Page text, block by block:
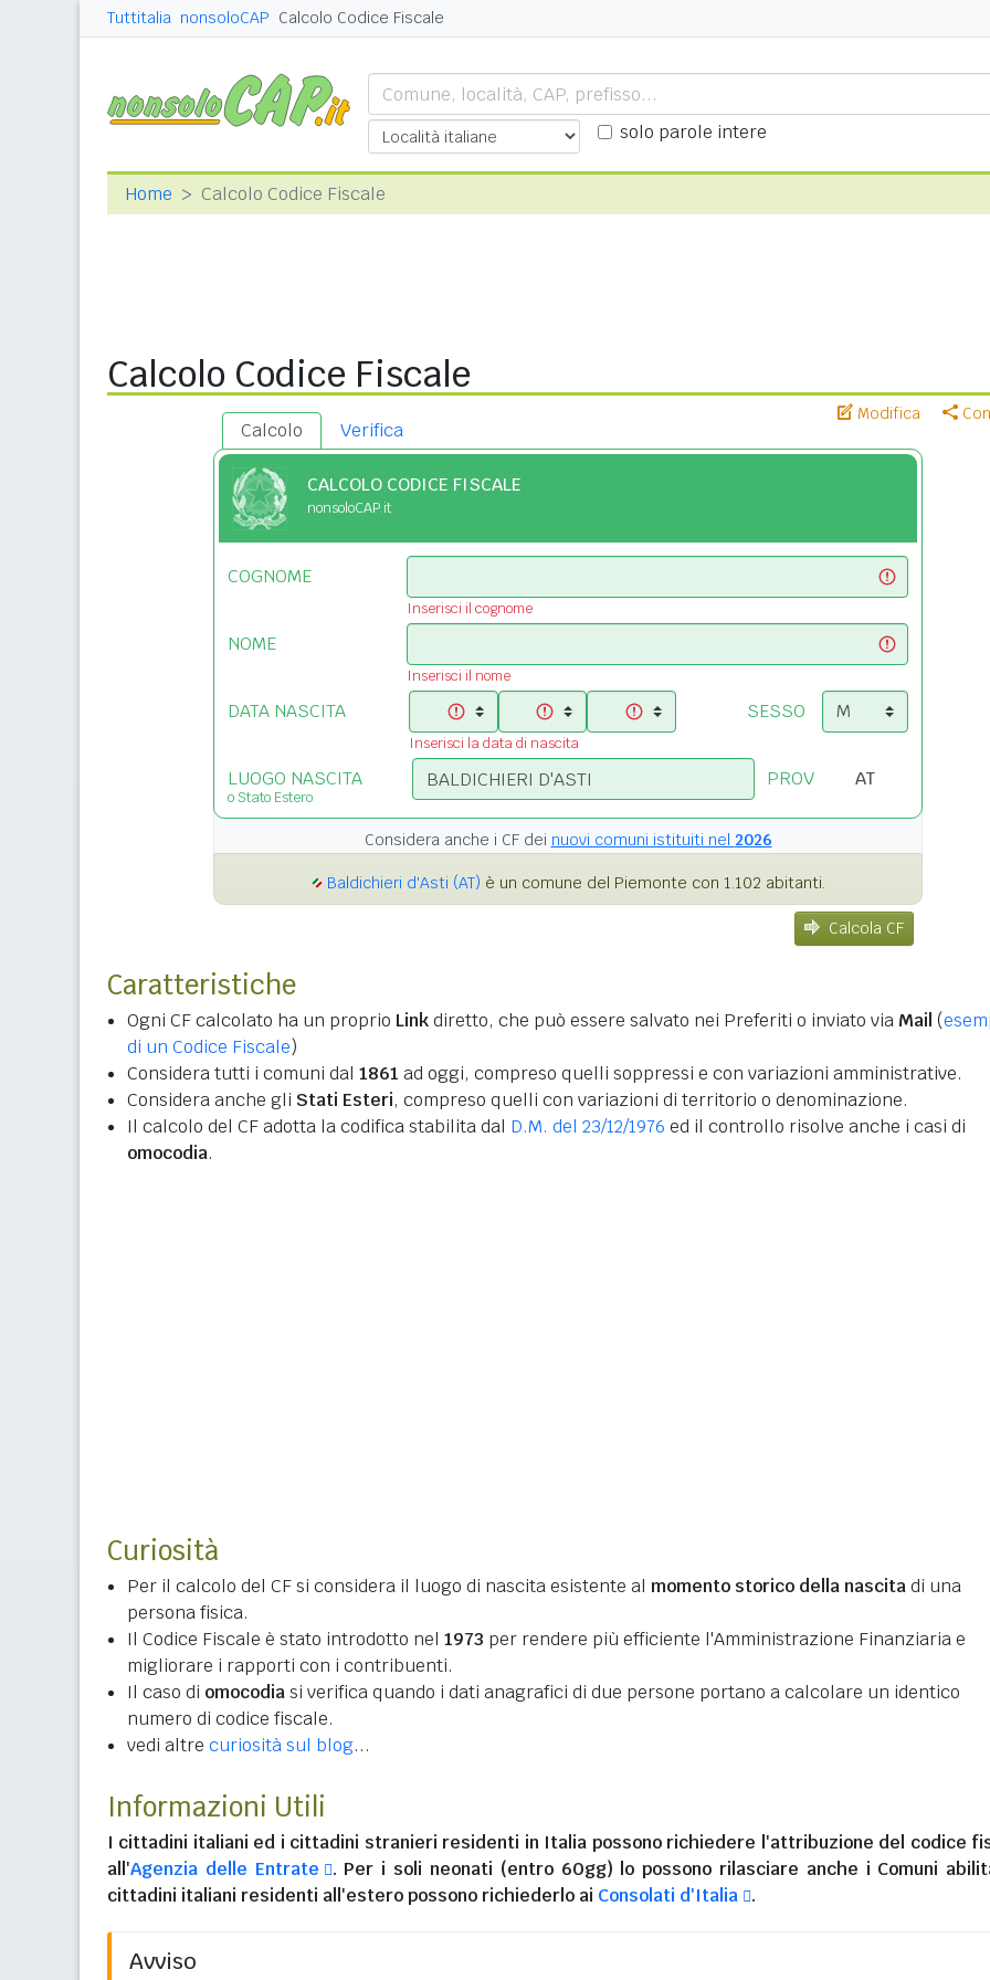
Tuttitalia nonsoloCAP Calcolo Codice Fiscale
solo parole intere
Home Calcolo Codice Fiscale
Calcolo Codice Fiscale
Modifica
Calcolo Verifica
CALCOLO CODICE FISCALE
nonsoloCAP.it
COGNOME
Inserisci il cognome
NOME
Inserisci il nome
DATA NASCITA
Inserisci la data di nascita
SESSO
LUOGO NASCITA
o Stato Estero
PROV
Considera anche i CF dei nuovi comuni istituiti nel 2026
Baldichieri d'Asti (AT) è un comune del Piemonte con 1.102 abitanti.
Calcola CF
Caratteristiche
Ogni CF calcolato ha un proprio Linkdiretto, che può essere salvato nei Preferiti o inviato via Mail (
di un Codice Fiscale)
Considera tutti i comuni dal 1861 ad oggi, compreso quelli soppressi e con variazioni amministrative.
Considera anche gli Stati Esteri, compreso quelli con variazioni di territorio o denominazione.
Il calcolo del CF adotta la codifica stabilita dal D.M. del 23/12/1976 ed il controllo risolve anche i casi di
omocodia.
Curiosità
Per il calcolo del CF si considera il luogo di nascita esistente al momento storico della nascitadi una
persona fisica.
Il Codice Fiscale è stato introdotto nel 1973 per rendere più efficiente l'Amministrazione Finanziaria e
migliorare i rapporti con i contribuenti.
Il caso di omocodiasi verifica quando i dati anagrafici di due persone portano a calcolare un identico
numero di codice fiscale.
vedi altre curiosità sul blog...
Informazioni Utili
I cittadini italiani ed i cittadini stranieri residenti in Italia possono richiedere l'attribuzione del codice
all'Agenzia delle Entrate
. Per i soli neonati (entro 60gg) lo possono rilasciare anche i Comuni
cittadini italiani residenti all'esteropossono richiederlo ai Consolati d'Italia .
Avviso